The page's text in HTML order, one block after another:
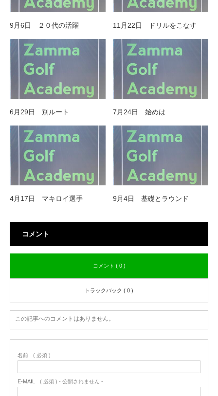
9月6日 ２０代の活躍 11月22日 ドリルをこなす
6月29日 別ルート 7月24日 始めは
4月17日 マキロイ選手 9月4日 基礎とラウンド
コメント
コメント ( 0 )
トラックバック ( 0 )
この記事へのコメントはありません。
名前 ( 必須 )
E-MAIL ( 必須 ) - 公開されません -